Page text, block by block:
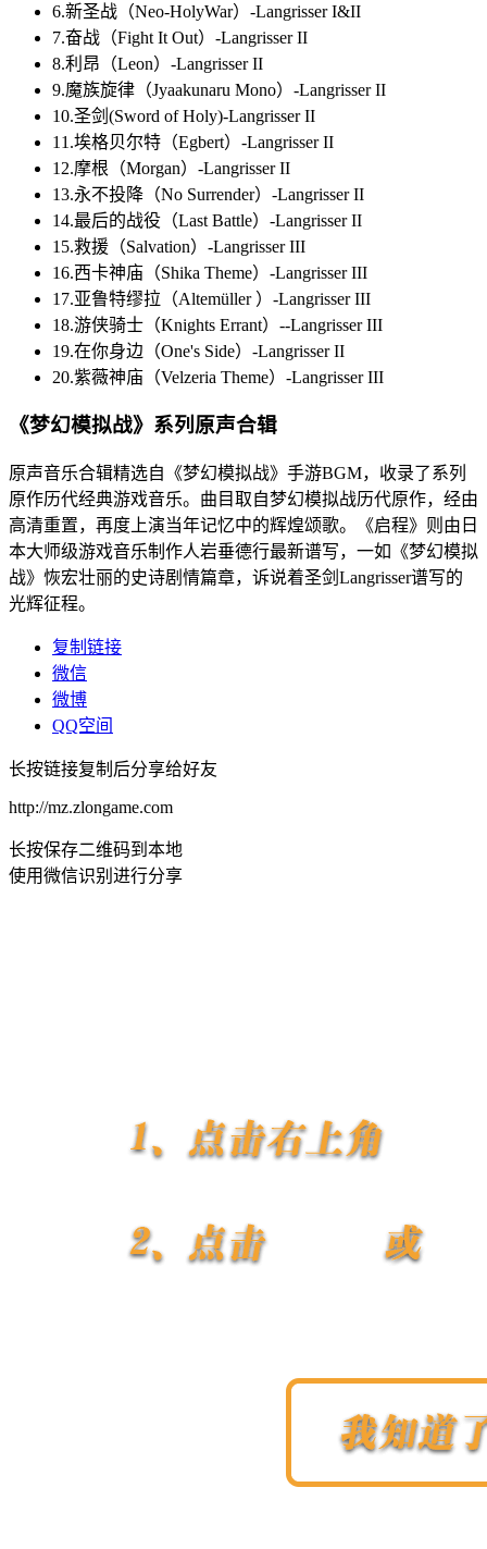
6.新圣战（Neo-HolyWar）-Langrisser I&II
7.奋战（Fight It Out）-Langrisser II
8.利昂（Leon）-Langrisser II
9.魔族旋律（Jyaakunaru Mono）-Langrisser II
10.圣剑(Sword of Holy)-Langrisser II
11.埃格贝尔特（Egbert）-Langrisser II
12.摩根（Morgan）-Langrisser II
13.永不投降（No Surrender）-Langrisser II
14.最后的战役（Last Battle）-Langrisser II
15.救援（Salvation）-Langrisser III
16.西卡神庙（Shika Theme）-Langrisser III
17.亚鲁特缪拉（Altemüller ）-Langrisser III
18.游侠骑士（Knights Errant）--Langrisser III
19.在你身边（One's Side）-Langrisser II
20.紫薇神庙（Velzeria Theme）-Langrisser III
《梦幻模拟战》系列原声合辑
原声音乐合辑精选自《梦幻模拟战》手游BGM，收录了系列
原作历代经典游戏音乐。曲目取自梦幻模拟战历代原作，经由
高清重置，再度上演当年记忆中的辉煌颂歌。《启程》则由日
本大师级游戏音乐制作人岩垂德行最新谱写，一如《梦幻模拟
战》恢宏壮丽的史诗剧情篇章，诉说着圣剑Langrisser谱写的
光辉征程。
复制链接
微信
微博
QQ空间
长按链接复制后分享给好友
http://mz.zlongame.com
长按保存二维码到本地
使用微信识别进行分享